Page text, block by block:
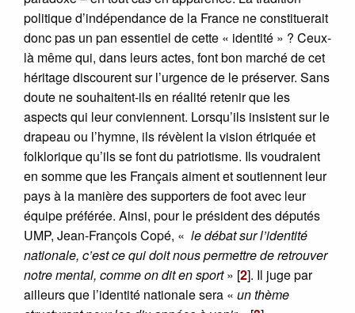
politique d’indépendance de la France ne constituerait
donc pas un pan essentiel de cette « identité » ? Ceux-
là même qui, dans leurs actes, font bon marché de cet
héritage discourent sur l’urgence de le préserver. Sans
doute ne souhaitent-ils en réalité retenir que les
aspects qui leur conviennent. Lorsqu’ils insistent sur le
drapeau ou l’hymne, ils révèlent la vision étriquée et
folklorique qu’ils se font du patriotisme. Ils voudraient
en somme que les Français aiment et soutiennent leur
pays à la manière des supporters de foot avec leur
équipe préférée. Ainsi, pour le président des députés
UMP, Jean-François Copé, « le débat sur l’identité
nationale, c’est ce qui doit nous permettre de retrouver
notre mental, comme on dit en sport» [2]. Il juge par
ailleurs que l’identité nationale sera « un thème